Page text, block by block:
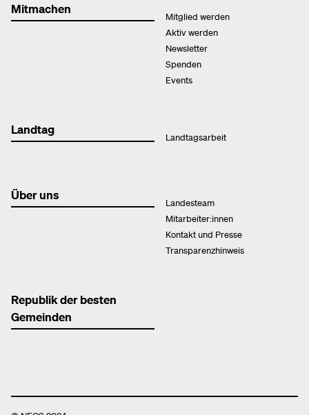
Mitmachen
Mitglied werden
Aktiv werden
Newsletter
Spenden
Events
Landtag
Landtagsarbeit
Über uns
Landesteam
Mitarbeiter:innen
Kontakt und Presse
Transparenzhinweis
Republik der besten
Gemeinden